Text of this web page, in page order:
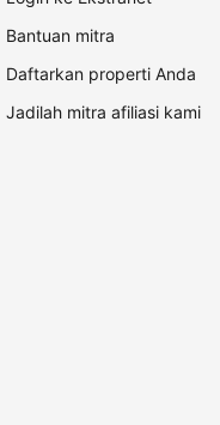
Bantuan mitra
Daftarkan properti Anda
Jadilah mitra afiliasi kami